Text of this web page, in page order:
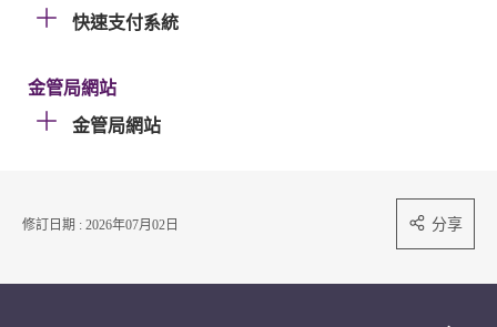
快速支付系統
金管局網站
金管局網站
修訂日期 : 2026年07月02日 分享